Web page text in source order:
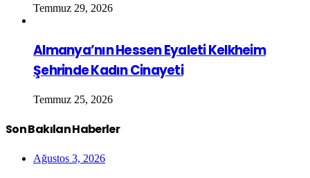
Temmuz 29, 2026
Almanya’nın Hessen Eyaleti Kelkheim
Şehrinde Kadın Cinayeti
Temmuz 25, 2026
Son Bakılan Haberler
Ağustos 3, 2026